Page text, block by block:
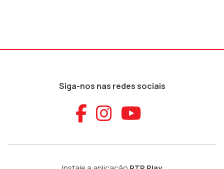
Siga-nos nas redes sociais
Aceder ao
Aceder ao
Aceder